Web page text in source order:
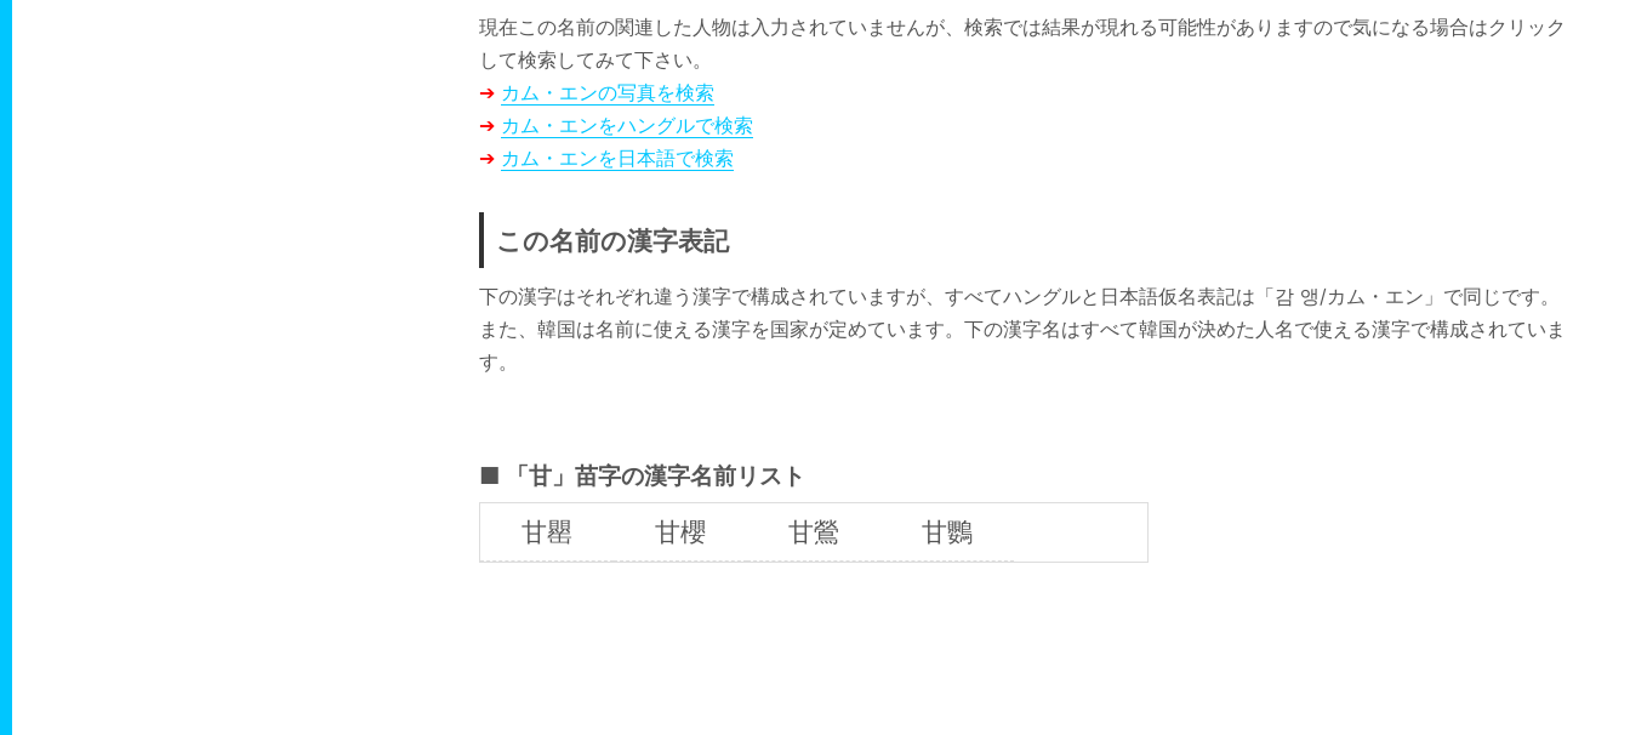
現在この名前の関連した人物は入力されていませんが、検索では結果が現れる可能性がありますので気になる場合はクリック
して検索してみて下さい。
➔ カム・エンの写真を検索
➔ カム・エンをハングルで検索
➔ カム・エンを日本語で検索
この名前の漢字表記
下の漢字はそれぞれ違う漢字で構成されていますが、すべてハングルと日本語仮名表記は「감 앵/カム・エン」で同じです。
また、韓国は名前に使える漢字を国家が定めています。下の漢字名はすべて韓国が決めた人名で使える漢字で構成されていま
す。
「甘」苗字の漢字名前リスト
甘罌 甘櫻 甘鶯 甘鸚